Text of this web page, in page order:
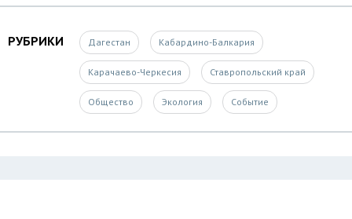
РУБРИКИ Дагестан Кабардино-Балкария
Карачаево-Черкесия Ставропольский край
Общество Экология Событие